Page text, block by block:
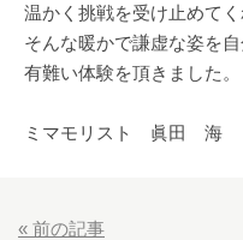
温かく挑戦を受け止めてく
そんな暖かで謙虚な姿を
有難い体験を頂きました。
ミマモリスト 眞田 海
« 前の記事